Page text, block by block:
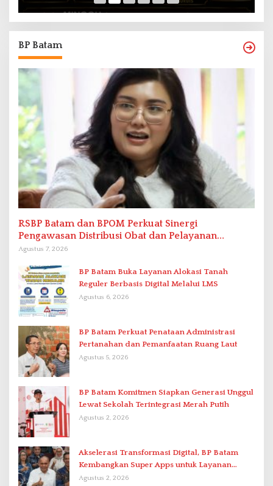
BP Batam
RSBP Batam dan BPOM Perkuat Sinergi
Pengawasan Distribusi Obat dan Pelayanan
Kefarmasian
Agustus 7, 2026
BP Batam Buka Layanan Alokasi Tanah
Reguler Berbasis Digital Melalui LMS
Agustus 6, 2026
BP Batam Perkuat Penataan Administrasi
Pertanahan dan Pemanfaatan Ruang Laut
Agustus 5, 2026
BP Batam Komitmen Siapkan Generasi Unggul
Lewat Sekolah Terintegrasi Merah Putih
Agustus 2, 2026
Akselerasi Transformasi Digital, BP Batam
Kembangkan Super Apps untuk Layanan
Terpadu
Agustus 2, 2026